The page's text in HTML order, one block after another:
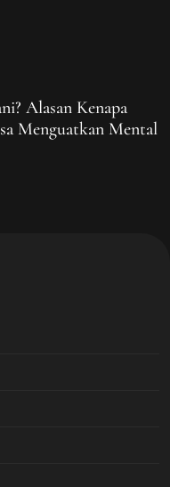
Alasan Kenapa
Menguatkan Mental